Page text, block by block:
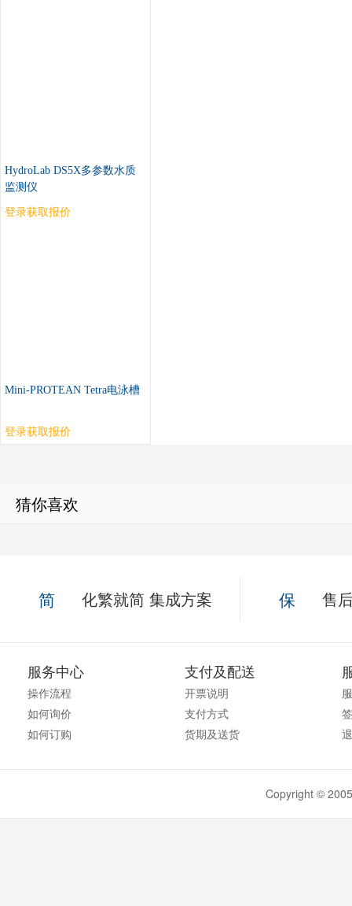
HydroLab DS5X多参数水质
监测仪
登录获取报价
Mini-PROTEAN Tetra电泳槽
登录获取报价
猜你喜欢
简 化繁就简 集成方案 保 售
服务中心
操作流程
如何询价
如何订购
支付及配送
开票说明
支付方式
货期及送货
Copyright ©